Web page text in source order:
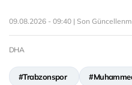
09.08.2026 - 09:40 | Son
DHA
#Trabzonspor